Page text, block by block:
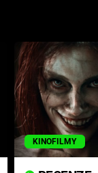
KINOFILMY